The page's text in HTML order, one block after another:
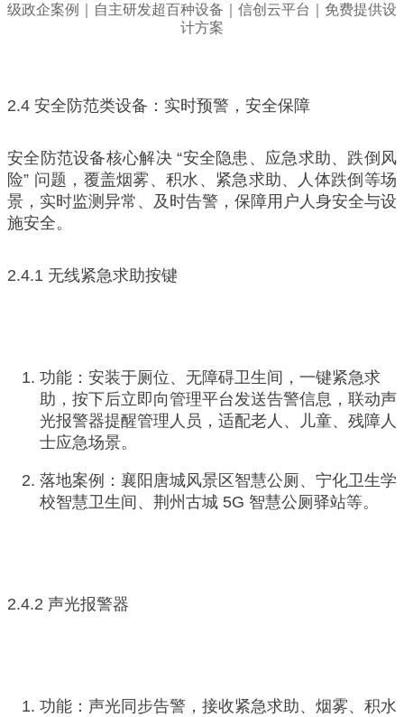
2.4 安全防范类设备：实时预警，安全保障
安全防范设备核心解决 “安全隐患、应急求助、跌倒风
险” 问题，覆盖烟雾、积水、紧急求助、人体跌倒等场
景，实时监测异常、及时告警，保障用户人身安全与设
施安全。
2.4.1 无线紧急求助按键
功能：安装于厕位、无障碍卫生间，一键紧急求
助，按下后立即向管理平台发送告警信息，联动声
光报警器提醒管理人员，适配老人、儿童、残障人
士应急场景。
落地案例：襄阳唐城风景区智慧公厕、宁化卫生学
校智慧卫生间、荆州古城 5G 智慧公厕驿站等。
2.4.2 声光报警器
功能：声光同步告警，接收紧急求助、烟雾、积水